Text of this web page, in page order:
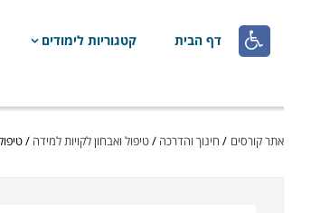
 דף הבית קטגוריות לימודים
אתר קורסים / חינוך והדרכה /טיפול ואבחון לקויות למידה /